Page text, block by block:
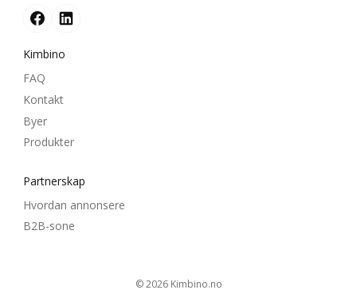
Kimbino
FAQ
Kontakt
Byer
Produkter
Partnerskap
Hvordan annonsere
B2B-sone
© 2026 kimbino.no